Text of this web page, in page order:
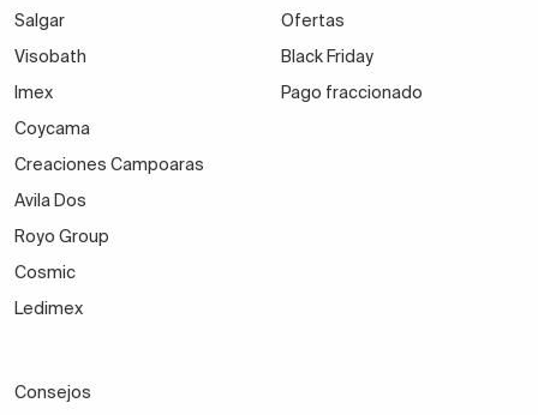
Salgar
Visobath
Imex
Coycama
Creaciones Campoaras
Avila Dos
Royo Group
Cosmic
Ledimex
Ofertas
Black Friday
Pago fraccionado
Consejos